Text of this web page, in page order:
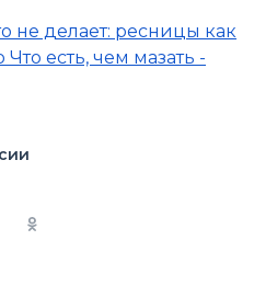
не делает: ресницы как
есть, чем мазать -